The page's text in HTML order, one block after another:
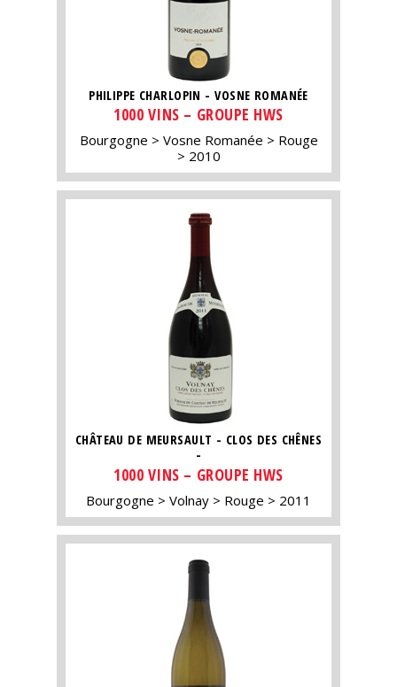
PHILIPPE CHARLOPIN - VOSNE ROMANÉE
1000 VINS – GROUPE HWS
Bourgogne Vosne Romanée
Rouge
2010
CHÂTEAU DE MEURSAULT - CLOS DES CHÊNES
-
1000 VINS – GROUPE HWS
Bourgogne Volnay Rouge 2011